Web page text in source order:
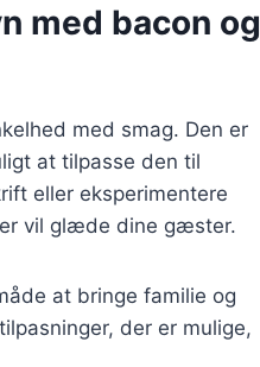
med bacon og
med smag. Den er
at tilpasse den til
eller eksperimentere
vil glæde dine gæster.
at bringe familie og
der er mulige,